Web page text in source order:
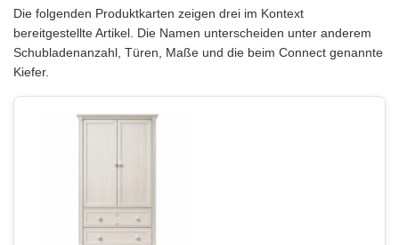
Die folgenden Produktkarten zeigen drei im Kontext
bereitgestellte Artikel. Die Namen unterscheiden unter anderem
Schubladenanzahl, Türen, Maße und die beim Connect genannte
Kiefer.